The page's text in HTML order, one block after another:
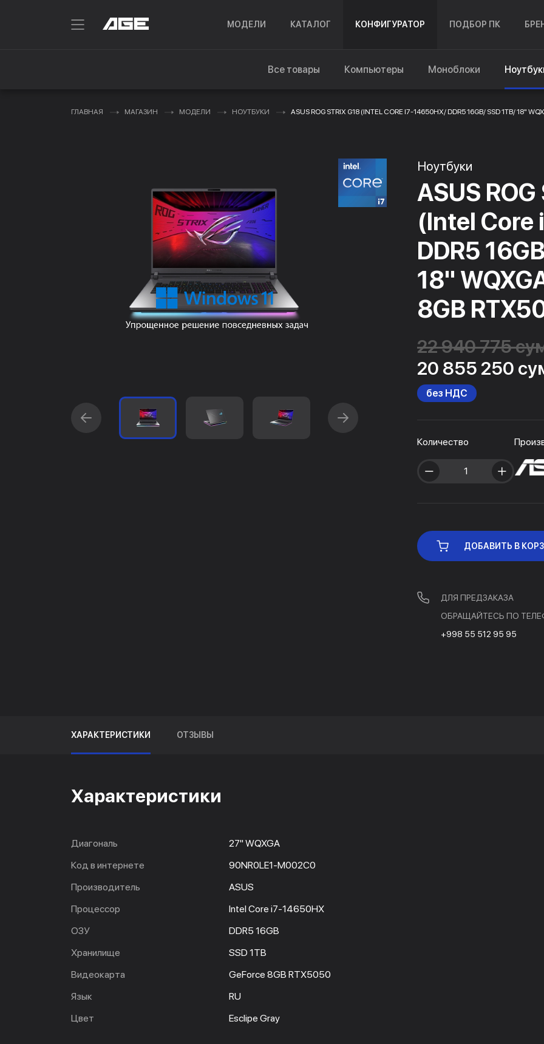
МОДЕЛИ КАТАЛОГ КОНФИГУРАТОР ПОДБОР ПК
Все товары Компьютеры Моноблоки
ГЛАВНАЯ МАГАЗИН МОДЕЛИ НОУТБУКИ ASUS ROG STRIX G18 (INTEL CORE I7-14650HX/ DDR5 16GB/ SSD 1TB/ 18"
Ноутбуки
ASUS
(Intel
DDR5
18"
8GB
22 940 775
20 855 250
без НДС
Количество
ДОБАВИТЬ В
ДЛЯ ПРЕДЗАКАЗА
ОБРАЩАЙТЕСЬ ПО
+998 55 512 95 95
ХАРАКТЕРИСТИКИ ОТЗЫВЫ
Характеристики
Диагональ
27" WQXGA
Код в интернете
90NR0LE1-M002C0
Производитель
ASUS
Процессор
Intel Core i7-14650HX
ОЗУ
DDR5 16GB
Хранилище
SSD 1TB
Видеокарта
GeForce 8GB RTX5050
Язык
RU
Цвет
Esclipe Gray